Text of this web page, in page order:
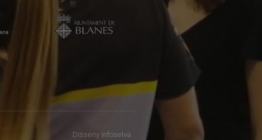
Disseny infoselva